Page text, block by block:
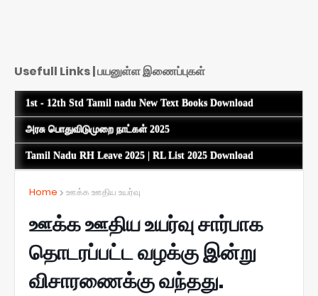
Usefull Links | பயனுள்ள இணைப்புகள்
1st - 12th Std Tamil nadu New Text Books Download
அரசு பொதுவிடுமுறை நாட்கள் 2025
Tamil Nadu RH Leave 2025 | RL List 2025 Download
Home ஊக்க ஊதிய உயர்வு
ஊக்க ஊதிய உயர்வு சார்பாக
தொடரப்பட்ட வழக்கு இன்று
விசாரணைக்கு வந்தது.